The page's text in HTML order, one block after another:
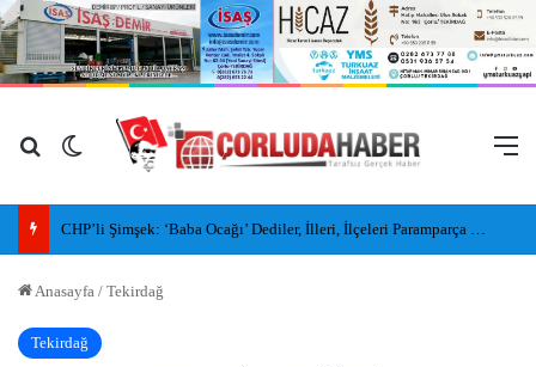
Arama yap ...
Dış görünümü değiştir
Anasayfa / Tekirdağ
Tekirdağ